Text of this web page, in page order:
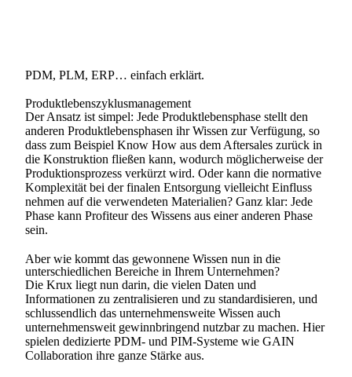
PDM, PLM, ERP… einfach erklärt.
Produktlebenszyklusmanagement
Der Ansatz ist simpel: Jede Produktlebensphase stellt den
anderen Produktlebensphasen ihr Wissen zur Verfügung, so
dass zum Beispiel Know How aus dem Aftersales zurück in
die Konstruktion fließen kann, wodurch möglicherweise der
Produktionsprozess verkürzt wird. Oder kann die normative
Komplexität bei der finalen Entsorgung vielleicht Einfluss
nehmen auf die verwendeten Materialien? Ganz klar: Jede
Phase kann Profiteur des Wissens aus einer anderen Phase
sein.
Aber wie kommt das gewonnene Wissen nun in die
unterschiedlichen Bereiche in Ihrem Unternehmen?
Die Krux liegt nun darin, die vielen Daten und
Informationen zu zentralisieren und zu standardisieren, und
schlussendlich das unternehmensweite Wissen auch
unternehmensweit gewinnbringend nutzbar zu machen. Hier
spielen dedizierte PDM- und PIM-Systeme wie GAIN
Collaboration ihre ganze Stärke aus.